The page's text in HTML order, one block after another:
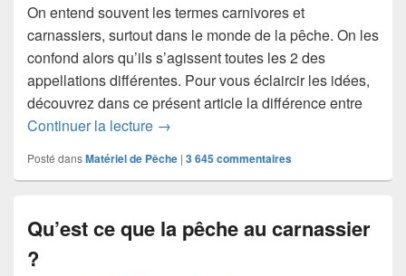
On entend souvent les termes carnivores et
carnassiers, surtout dans le monde de la pêche. On les
confond alors qu’ils s’agissent toutes les 2 des
appellations différentes. Pour vous éclaircir les idées,
découvrez dans ce présent article la différence entre
Continuer la lecture Quelle différence entre carnivore et
→
Posté dansMatériel de Pêche | 3 645commentaires
Qu’est ce que la pêche au carnassier
?